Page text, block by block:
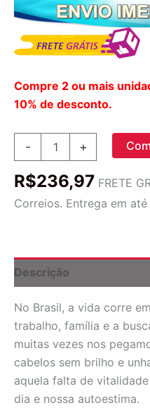
Compre 2 ou mais
10% de desconto.
-
Colágeno
Labs
Pó
Beleza
para
quantidade
+
R$236,97 FRETE
Correios. Entrega em até
Descrição
No Brasil, a vida corre
trabalho, família e a
muitas vezes nos
cabelos sem brilho e
aquela falta de
dia e nossa autoestima.